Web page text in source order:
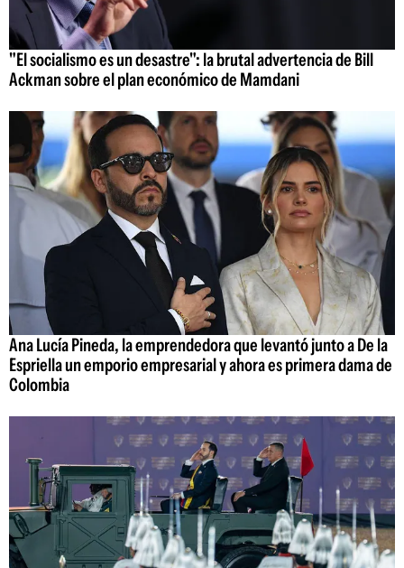
"El socialismo es un desastre": la brutal advertencia de Bill
Ackman sobre el plan económico de Mamdani
Ana Lucía Pineda, la emprendedora que levantó junto a De la
Espriella un emporio empresarial y ahora es primera dama de
Colombia